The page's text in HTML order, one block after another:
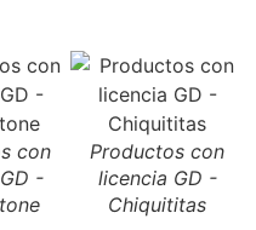
con
-
Productos con
licencia GD -
Chiquititas